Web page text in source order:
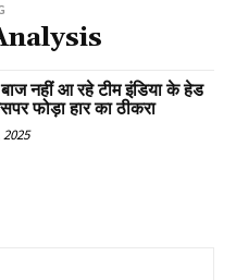
नहीं आ रहे टीम इंडिया के हेड
फोड़ा हार का ठीकरा